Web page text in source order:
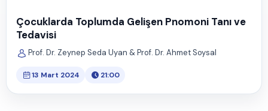
Çocuklarda Toplumda Gelişen Pnomoni Tanı ve
Tedavisi
Prof. Dr. Zeynep Seda Uyan & Prof. Dr. Ahmet Soysal
13 Mart 2024 21:00